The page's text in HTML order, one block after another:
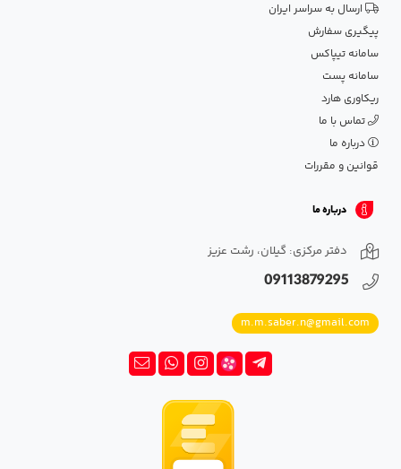
ارسال به سراسر ایران
پیگیری سفارش
سامانه تیپاکس
سامانه پست
ریکاوری هارد
تماس با ما
درباره ما
قوانین و مقررات
درباره ما
دفتر مرکزی: گیلان، رشت عزیز
09113879295
m.m.saber.n@gmail.com